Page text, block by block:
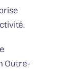
Outre-